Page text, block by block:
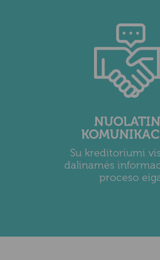
Su kreditoriumi
dalinamės
proceso